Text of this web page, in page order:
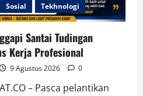
Sosial Tekhnologi
Santai Tudingan
Kerja Profesional
9 Agustus 2026 0
– Pasca pelantikan